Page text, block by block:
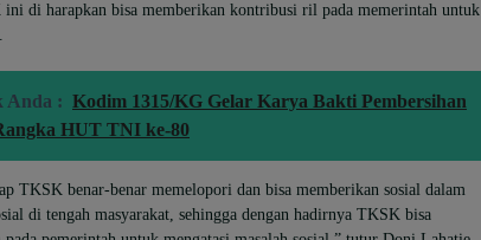
di harapkan bisa memberikan kontribusi ril pada memerintah untuk
Anda : Kodim 1315/KG Gelar Karya Bakti Pembersihan
HUT TNI ke-80
TKSK benar-benar memelopori dan bisa memberikan sosial dalam
di tengah masyarakat, sehingga dengan hadirnya TKSK bisa